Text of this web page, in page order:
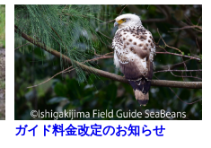
ガイド料金改定のお知らせ